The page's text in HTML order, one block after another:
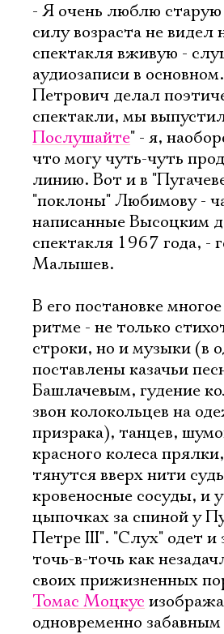
- Я очень люблю старую
силу возраста не видел
спектакля вживую -
аудиозаписи в
Петрович делал
спектакли, мы
Послушайте" - я,
что могу чуть-чуть
линию. Вот и в
"поклоны" Любимову -
написанные Высоцким
спектакля 1967 года, -
Малышев.
В его постановке
ритме - не только
строки, но и музыки (в
поставлены казачьи
Башлачевым, гудение
звон колокольцев на
призрака), танцев,
красного колеса
тянутся вверх нити
кровеносные сосуды, и
цыпочках за спиной у
Петре III". "Слух" одет и
точь-в-точь как
своих прижизненных
Томас Моцкус
одновременно
Имя
Ознакомиться